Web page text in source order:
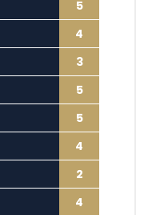
5
4
3
5
5
4
2
4